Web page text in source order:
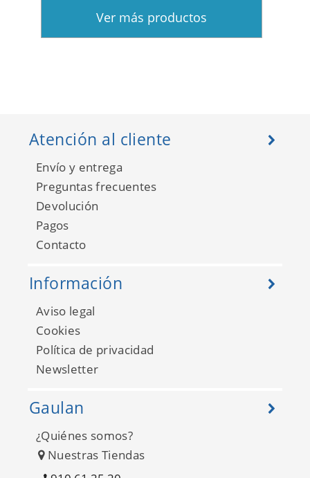
Ver más productos
Atención al cliente
Envío y entrega
Preguntas frecuentes
Devolución
Pagos
Contacto
Información
Aviso legal
Cookies
Política de privacidad
Newsletter
Gaulan
¿Quiénes somos?
Nuestras Tiendas